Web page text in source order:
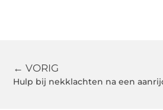
← VORIG
Hulp bij nekklachten na een